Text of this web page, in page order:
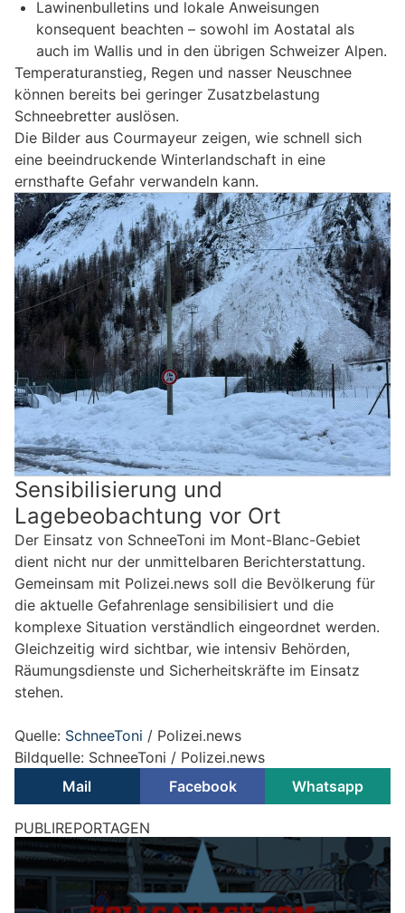
Lawinenbulletins und lokale Anweisungen
konsequent beachten – sowohl im Aostatal als
auch im Wallis und in den übrigen Schweizer Alpen.
Temperaturanstieg, Regen und nasser Neuschnee
können bereits bei geringer Zusatzbelastung
Schneebretter auslösen.
Die Bilder aus Courmayeur zeigen, wie schnell sich
eine beeindruckende Winterlandschaft in eine
ernsthafte Gefahr verwandeln kann.
Sensibilisierung und
Lagebeobachtung vor Ort
Der Einsatz von SchneeToni im Mont-Blanc-Gebiet
dient nicht nur der unmittelbaren Berichterstattung.
Gemeinsam mit Polizei.news soll die Bevölkerung für
die aktuelle Gefahrenlage sensibilisiert und die
komplexe Situation verständlich eingeordnet werden.
Gleichzeitig wird sichtbar, wie intensiv Behörden,
Räumungsdienste und Sicherheitskräfte im Einsatz
stehen.
Quelle: SchneeToni / Polizei.news
Bildquelle: SchneeToni / Polizei.news
Mail
Facebook Whatsapp
PUBLIREPORTAGEN